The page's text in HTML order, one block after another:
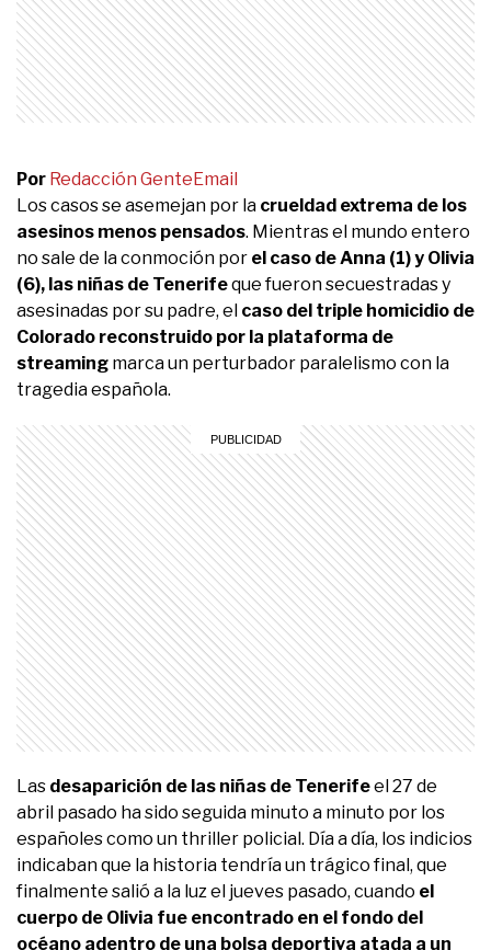
Por Redacción GenteEmail
Los casos se asemejan por la crueldad extrema de los
asesinos menos pensados. Mientras el mundo entero
no sale de la conmoción por el caso de Anna (1) y Olivia
(6), las niñas de Tenerifeque fueron secuestradas y
asesinadas por su padre, el caso del triple homicidio de
Colorado reconstruido por la plataforma de
streaming marca un perturbador paralelismo con la
tragedia española.
Las desaparición de las niñas de Tenerifeel 27 de
abril pasado ha sido seguida minuto a minuto por los
españoles como un thriller policial. Día a día, los indicios
indicaban que la historia tendría un trágico final, que
finalmente salió a la luz el jueves pasado, cuando el
cuerpo de Olivia fue encontrado en el fondo del
océano adentro de una bolsa deportiva atada a un